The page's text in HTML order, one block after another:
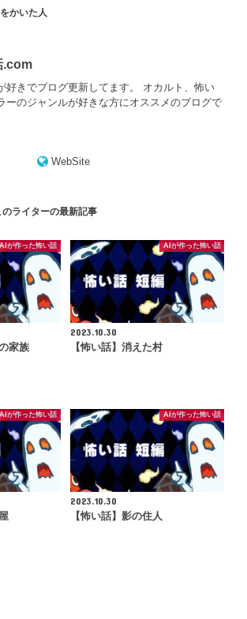
かいた人
.com
好きでブログ更新してます。 オカルト、怖い
ーのジャンルが好きな方にオススメのブログで
WebSite
のライターの最新記事
AIが作った怖い話
家族
AIが作った怖い話
2023.10.30
【怖い話】消えた村
AIが作った怖い話 AIが作った怖い話
2023.10.30
【怖い話】影の住人